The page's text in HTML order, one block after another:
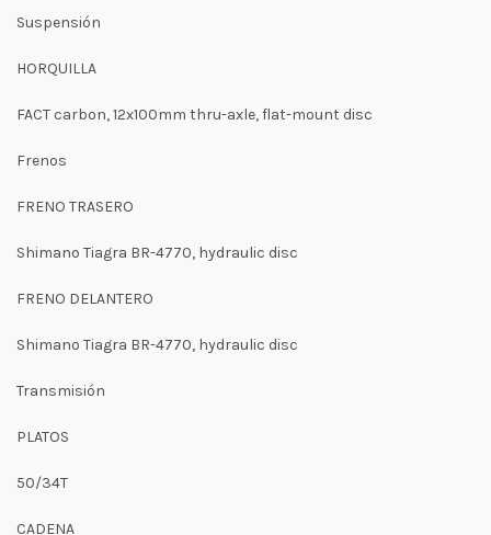
Suspensión
HORQUILLA
FACT carbon, 12x100mm thru-axle, flat-mount disc
Frenos
FRENO TRASERO
Shimano Tiagra BR-4770, hydraulic disc
FRENO DELANTERO
Shimano Tiagra BR-4770, hydraulic disc
Transmisión
PLATOS
50/34T
CADENA